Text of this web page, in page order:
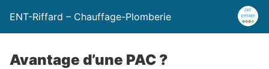
ENT-Riffard – Chauffage-Plomberie
Avantage d’une PAC ?